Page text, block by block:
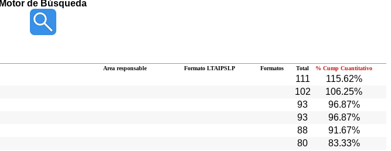
Motor de Búsqueda
Area responsable Formato LTAIPSLP Formatos Total % Cump Cuantitativo
111 115.62%
102 106.25%
93 96.87%
93 96.87%
88 91.67%
80 83.33%